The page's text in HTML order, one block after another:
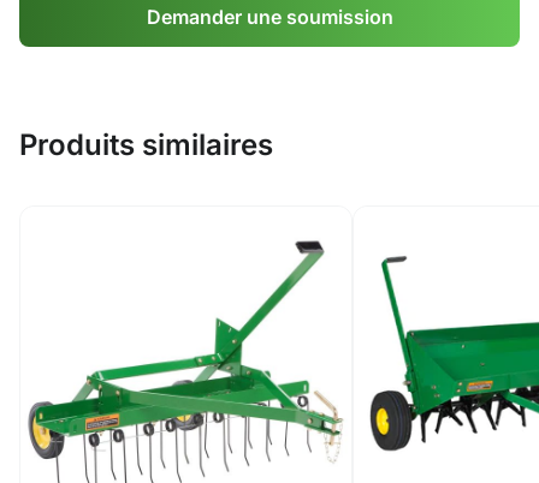
Demander une soumission
Produits similaires